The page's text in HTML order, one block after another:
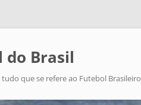
do Brasil
que se refere ao Futebol Brasileiro